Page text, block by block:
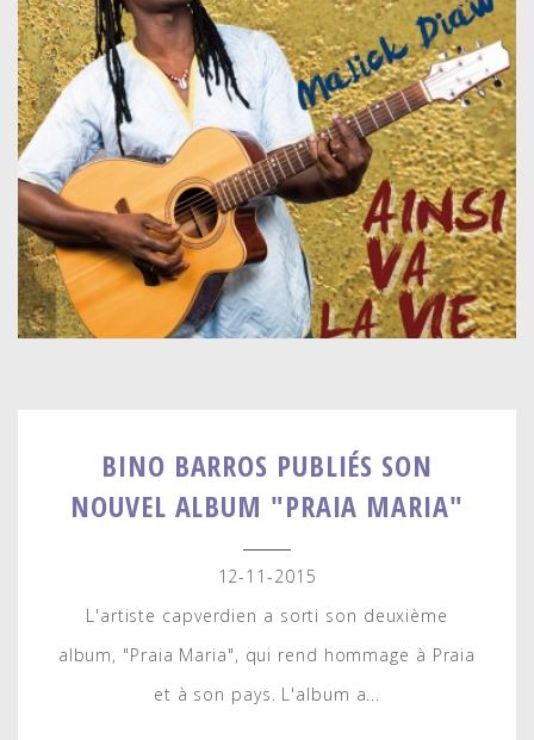
BINO BARROS PUBLIÉS SON
NOUVEL ALBUM "PRAIA MARIA"
12-11-2015
L'artiste capverdien a sorti son deuxième
album, "Praia Maria", qui rend hommage à Praia
et à son pays. L'album a...